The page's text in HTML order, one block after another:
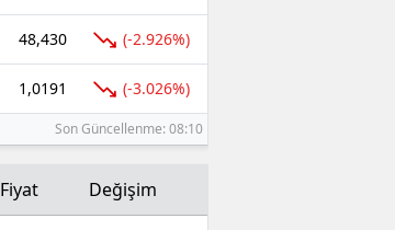
Kırklareli
Kırşehir
Kocaeli
Kütahya
48,430 (-2.926%)
1,0191 (-3.026%)
Son Güncellenme: 08:10
Fiyat Değişim